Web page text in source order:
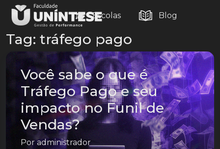
Escolas Blog
Tag: tráfego pago
Você sabe o que é
Tráfego Pago e seu
impacto no Funil de
Vendas?
Poradministrador